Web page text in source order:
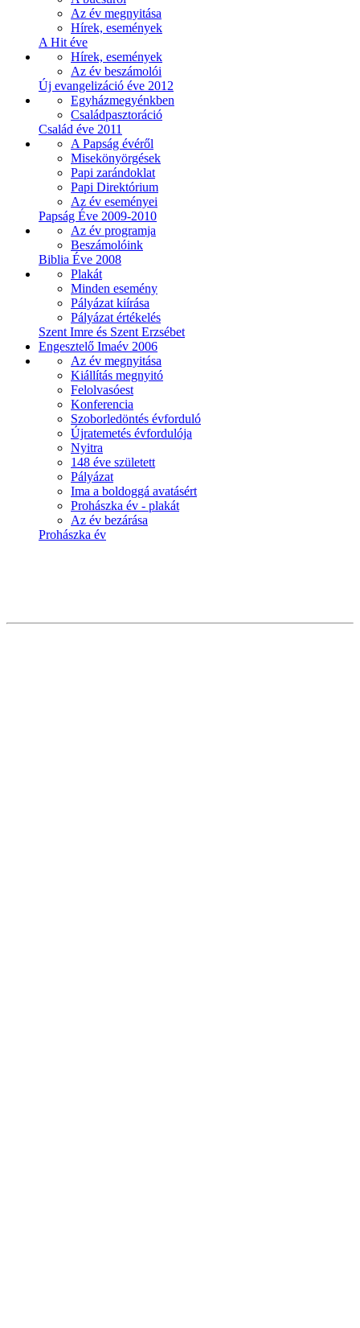
Az év megnyitása
Hírek, események
A Hit éve
Hírek, események
Az év beszámolói
Új evangelizáció éve 2012
Egyházmegyénkben
Családpasztoráció
Család éve 2011
A Papság évéről
Misekönyörgések
Papi zarándoklat
Papi Direktórium
Az év eseményei
Papság Éve 2009-2010
Az év programja
Beszámolóink
Biblia Éve 2008
Plakát
Minden esemény
Pályázat kiírása
Pályázat értékelés
Szent Imre és Szent Erzsébet
Engesztelő Imaév 2006
Az év megnyitása
Kiállítás megnyitó
Felolvasóest
Konferencia
Szoborledöntés évforduló
Újratemetés évfordulója
Nyitra
148 éve született
Pályázat
Ima a boldoggá avatásért
Prohászka év - plakát
Az év bezárása
Prohászka év